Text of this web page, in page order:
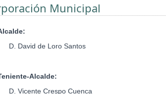
Municipal
D. David de Loro Santos
Alcalde:
D. Vicente Crespo Cuenca